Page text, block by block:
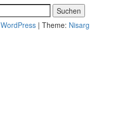
Suchen
WordPress | Theme: Nisarg